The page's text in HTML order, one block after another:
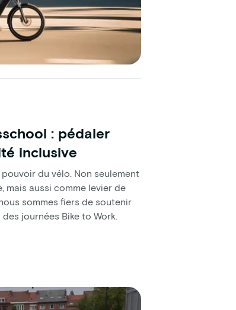
: pédaler
inclusive
du vélo. Non seulement
aussi comme levier de
sommes fiers de soutenir
journées Bike to Work.